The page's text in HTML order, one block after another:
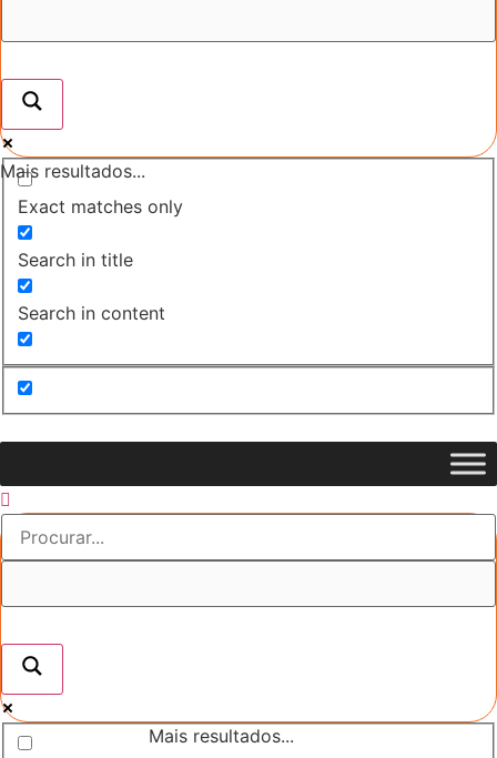
Mais resultados...
Exact matches only
Search in title
Search in content
Mais resultados...